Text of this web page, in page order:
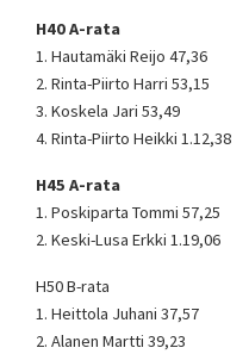
H40 A-rata
1. Hautamäki Reijo 47,36
2. Rinta-Piirto Harri 53,15
3. Koskela Jari 53,49
4. Rinta-Piirto Heikki 1.12,38
H45 A-rata
1. Poskiparta Tommi 57,25
2. Keski-Lusa Erkki 1.19,06
H50 B-rata
1. Heittola Juhani 37,57
2. Alanen Martti 39,23